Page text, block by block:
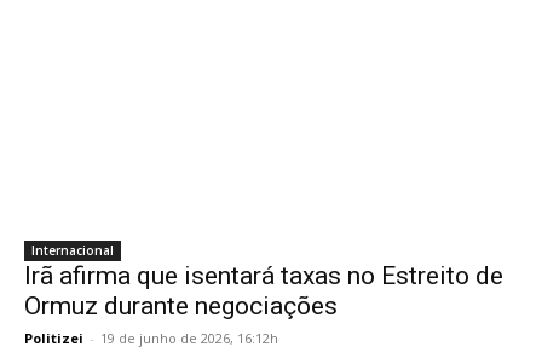
Internacional
Irã afirma que isentará taxas no Estreito de
Ormuz durante negociações
Politizei - 19 de junho de 2026, 16:12h